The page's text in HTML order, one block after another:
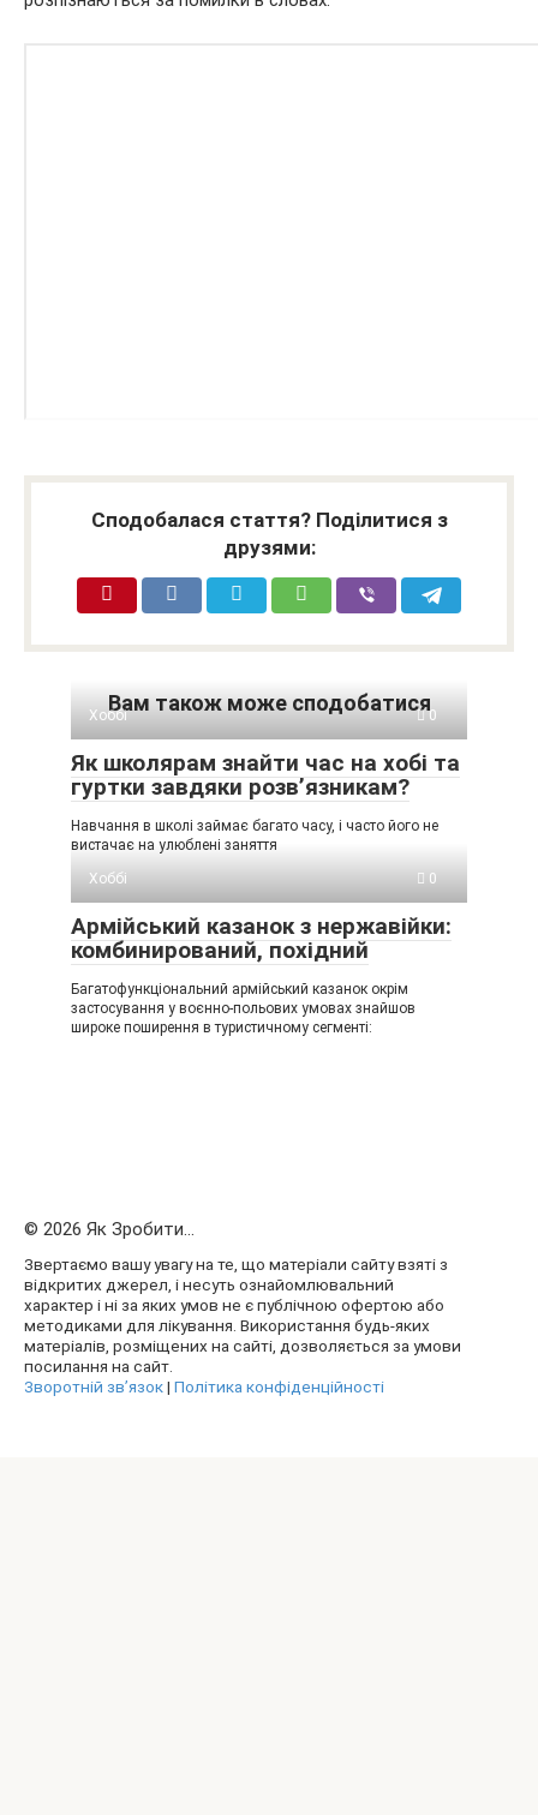
Сподобалася стаття? Поділитися з
друзями:
Вам також може сподобатися
Хоббі 0
Як школярам знайти час на хобі та
гуртки завдяки розв’язникам?
Навчання в школі займає багато часу, і часто його не
вистачає на улюблені заняття
Хоббі
0
Армійський казанок з нержавійки:
комбинирований, похідний
Багатофункціональний армійський казанок окрім
застосування у воєнно-польових умовах знайшов
широке поширення в туристичному сегменті:
© 2026 Як Зробити...
Звертаємо вашу увагу на те, що матеріали сайту взяті з
відкритих джерел, і несуть ознайомлювальний
характер і ні за яких умов не є публічною офертою або
методиками для лікування. Використання будь-яких
матеріалів, розміщених на сайті, дозволяється за умови
посилання на сайт.
Зворотній зв’язок| Політика конфіденційності